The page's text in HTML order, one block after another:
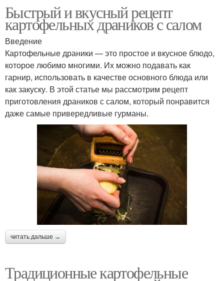
Быстрый и вкусный рецепт
картофельных драников с салом
Введение
Картофельные драники — это простое и вкусное блюдо,
которое любимо многими. Их можно подавать как
гарнир, использовать в качестве основного блюда или
как закуску. В этой статье мы рассмотрим рецепт
приготовления драников с салом, который понравится
даже самые привередливые гурманы.
читать дальше →
Традиционные картофельные